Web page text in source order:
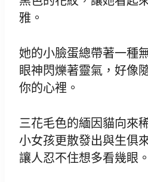
雅。
她的小臉蛋總帶著一種
眼神閃爍著靈氣，好像
你的心裡。
三花毛色的緬因貓向來
小女孩更散發出與生俱
讓人忍不住想多看幾眼。